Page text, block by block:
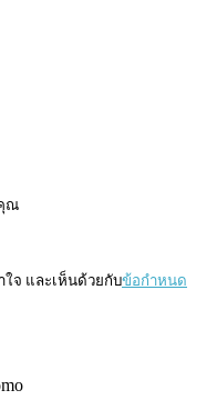
ณ
จ และเห็นด้วยกับข้อกำหนด